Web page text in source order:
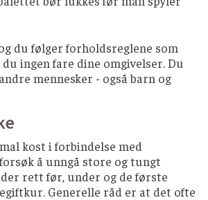
grønnsaker grundig med
lager eller håndterer maten
(ikke ha magesyke, være
ha betente sår på hendende).
bør røres rundt og la stå i
produkter fra produsent skal
(følg tilberedningsmetoden
pakning)
OG OPPBEVARING
du følger forholdsreglene som
ingen fare dine omgivelser. Du
mennesker - også barn og
kost i forbindelse med
å unngå store og tungt
rett før, under og de første
Generelle råd er at det ofte